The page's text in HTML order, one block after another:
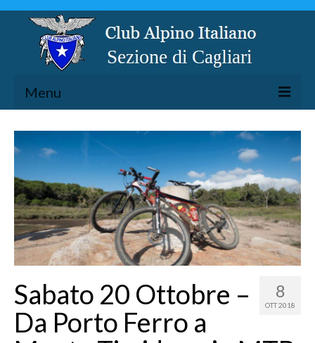
Menu
ESCURSIONISMO
ARRAMPICATA
CICLOESCURSIONISMO
TORRENTISMO
8
OTT 2018
Sabato 20 Ottobre –
Da Porto Ferro a